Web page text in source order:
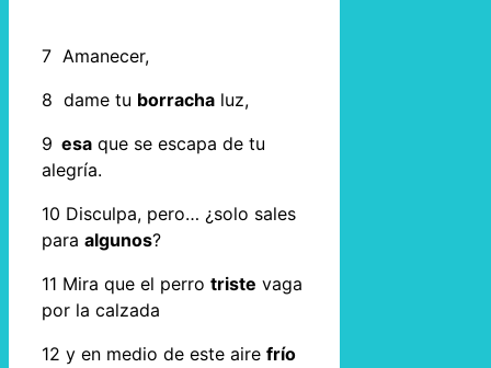
7 Amanecer,
8 dame tu borracha luz,
9 esa que se escapa de tu
alegría.
10 Disculpa, pero… ¿solo sales
para algunos?
11 Mira que el perro triste vaga
por la calzada
12 y en medio de este aire frío